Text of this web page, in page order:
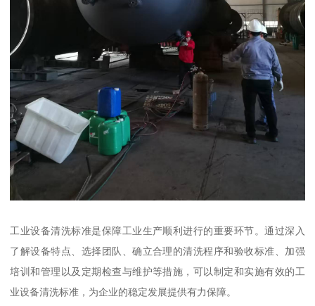
工业设备清洗标准是保障工业生产顺利进行的重要环节。通过深入
了解设备特点、选择团队、确立合理的清洗程序和验收标准、加强
培训和管理以及定期检查与维护等措施，可以制定和实施有效的工
业设备清洗标准，为企业的稳定发展提供有力保障。